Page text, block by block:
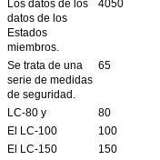
Los datos de los
datos de los
Estados
miembros.
4050
Se trata de una
serie de medidas
de seguridad.
65
LC-80 y 80
El LC-100
100
El LC-150
150